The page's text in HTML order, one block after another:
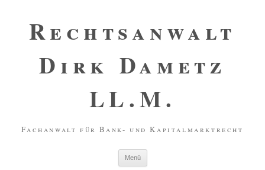
Rechtsanwalt
Dirk Dametz
LL.M.
Fachanwalt für Bank- und Kapitalmarktrecht
Menü